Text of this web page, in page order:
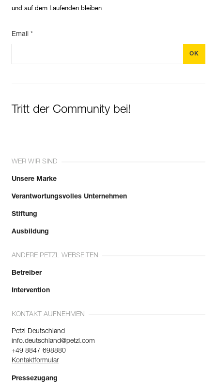
und auf dem Laufenden bleiben
Email *
Tritt der Community bei!
WER WIR SIND
Unsere Marke
Verantwortungsvolles Unternehmen
Stiftung
Ausbildung
ANDERE PETZL WEBSEITEN
Betreiber
Intervention
KONTAKT AUFNEHMEN
Petzl Deutschland
info.deutschland@petzl.com
+49 8847 698880
Kontaktformular
Pressezugang